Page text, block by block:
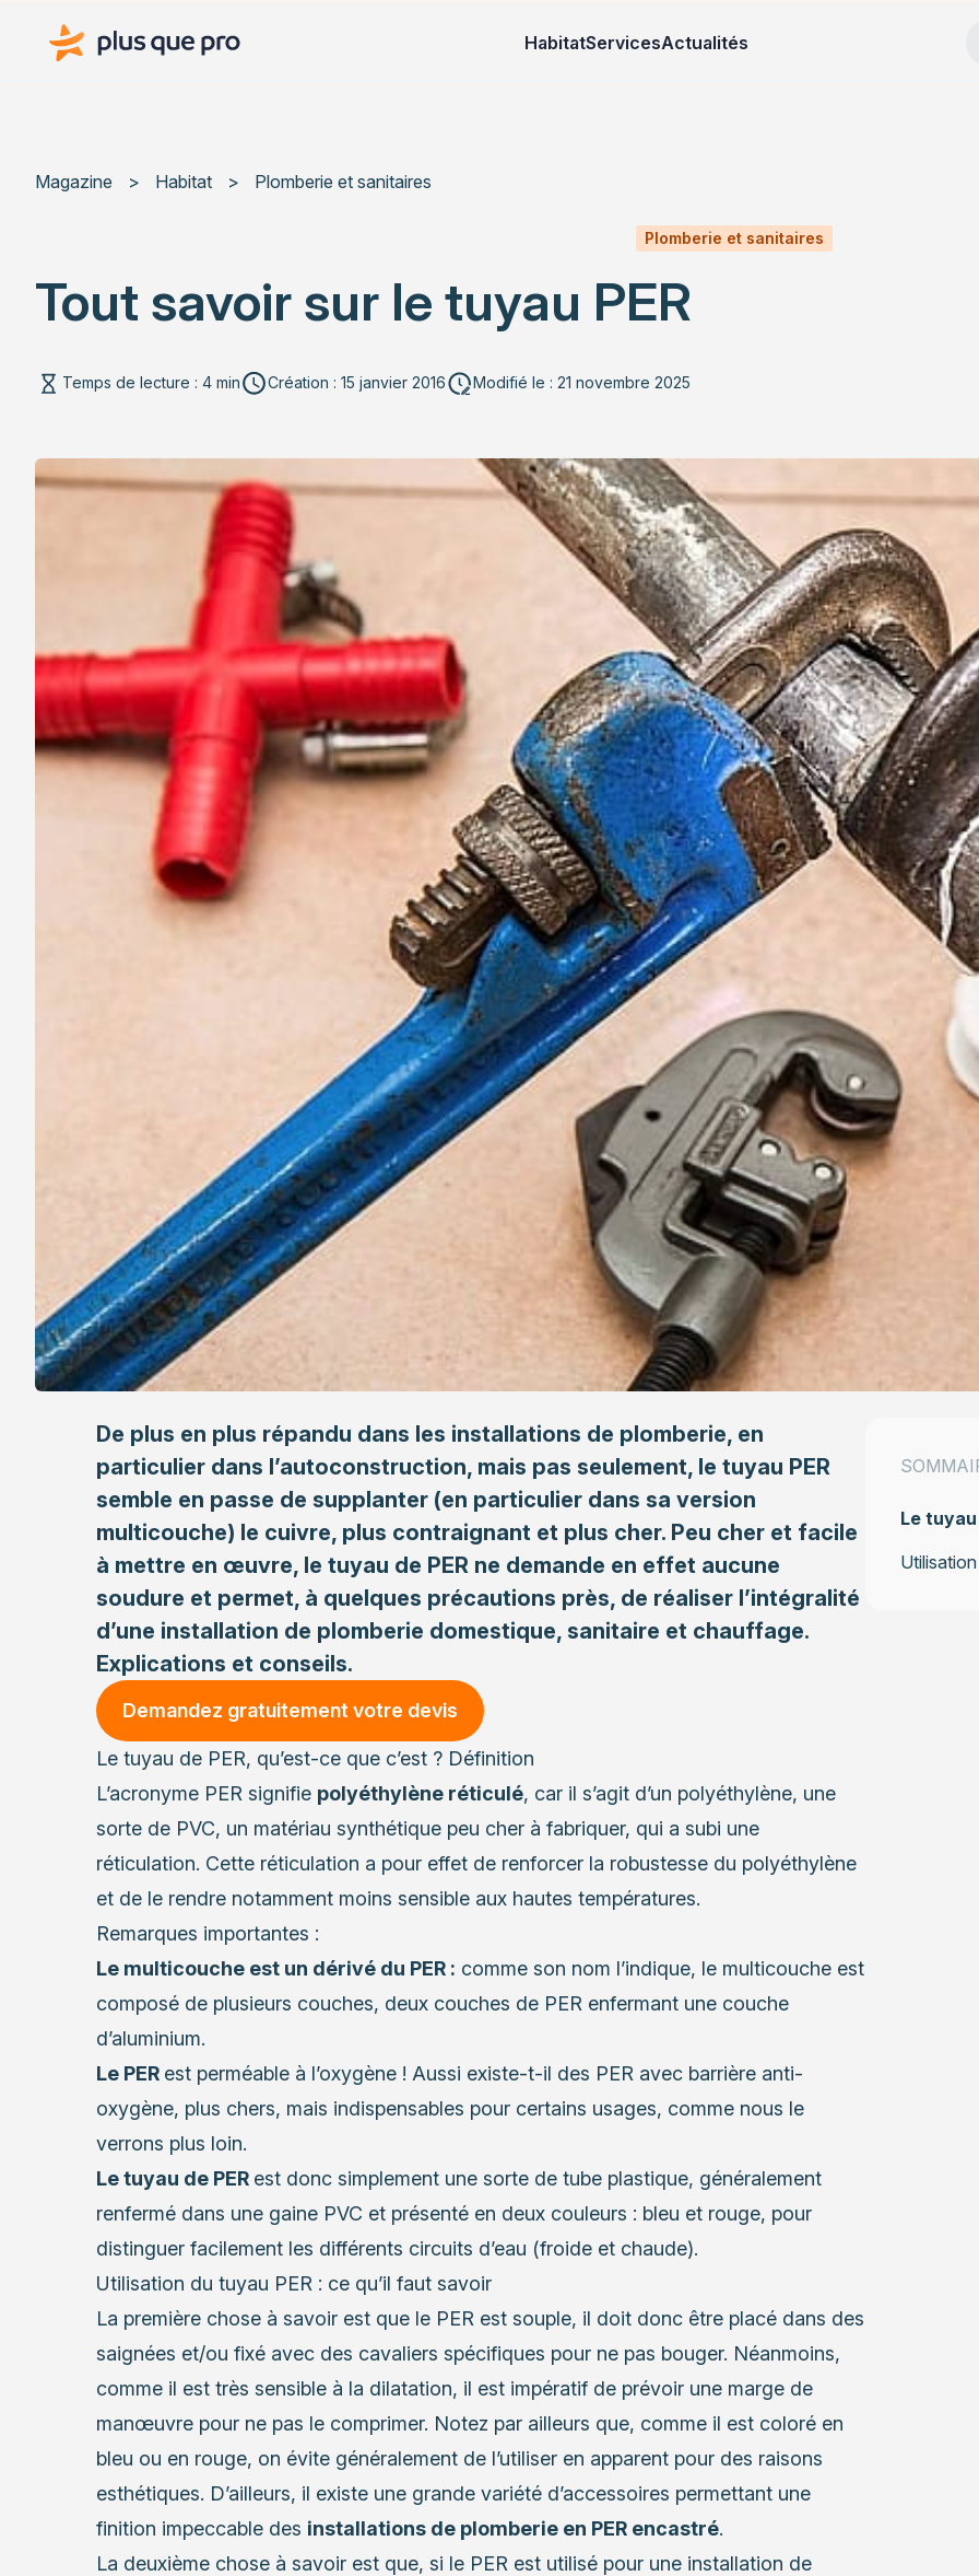
Plus que pro Mag'
HabitatServicesActualités
Magazine > Habitat > Plomberie et sanitaires
Plomberie et sanitaires
Tout savoir sur le tuyau PER
Temps de lecture : 4 min Création : 15 janvier 2016 Modifié le : 21 novembre 2025
De plus en plus répandu dans les installations de plomberie, en
particulier dans l’autoconstruction, mais pas seulement, le tuyau PER
semble en passe de supplanter (en particulier dans sa version
multicouche) le cuivre, plus contraignant et plus cher. Peu cher et facile
à mettre en œuvre, le tuyau de PER ne demande en effet aucune
soudure et permet, à quelques précautions près, de réaliser l’intégralité
d’une installation de plomberie domestique, sanitaire et chauffage.
Explications et conseils.
Demandez gratuitement votre devis
Le tuyau de PER, qu’est-ce que c’est ? Définition
L’acronyme PER signifie polyéthylène réticulé, car il s’agit d’un polyéthylène, une
sorte de PVC, un matériau synthétique peu cher à fabriquer, qui a subi une
réticulation. Cette réticulation a pour effet de renforcer la robustesse du polyéthylène
et de le rendre notamment moins sensible aux hautes températures.
Remarques importantes :
Le multicouche est un dérivé du PER : comme son nom l’indique, le multicouche est
composé de plusieurs couches, deux couches de PER enfermant une couche
d’aluminium.
Le PER est perméable à l’oxygène ! Aussi existe-t-il des PER avec barrière anti-
oxygène, plus chers, mais indispensables pour certains usages, comme nous le
verrons plus loin.
Le tuyau de PER est donc simplement une sorte de tube plastique, généralement
renfermé dans une gaine PVC et présenté en deux couleurs : bleu et rouge, pour
distinguer facilement les différents circuits d’eau (froide et chaude).
Utilisation du tuyau PER : ce qu’il faut savoir
La première chose à savoir est que le PER est souple, il doit donc être placé dans des
saignées et/ou fixé avec des cavaliers spécifiques pour ne pas bouger. Néanmoins,
comme il est très sensible à la dilatation, il est impératif de prévoir une marge de
manœuvre pour ne pas le comprimer. Notez par ailleurs que, comme il est coloré en
bleu ou en rouge, on évite généralement de l’utiliser en apparent pour des raisons
esthétiques. D’ailleurs, il existe une grande variété d’accessoires permettant une
finition impeccable des installations de plomberie en PER encastré.
La deuxième chose à savoir est que, si le PER est utilisé pour une installation de
Le